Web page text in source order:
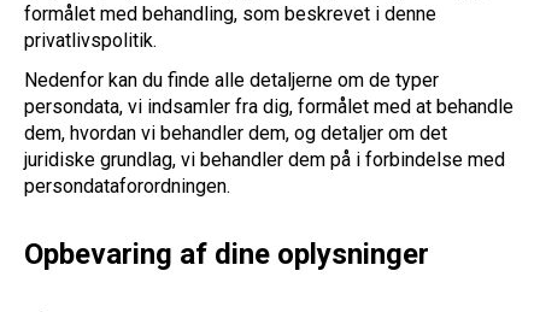
formålet med behandling, som beskrevet i denne
privatlivspolitik.
Nedenfor kan du finde alle detaljerne om de typer
persondata, vi indsamler fra dig, formålet med at behandle
dem, hvordan vi behandler dem, og detaljer om det
juridiske grundlag, vi behandler dem på i forbindelse med
persondataforordningen.
Opbevaring af dine oplysninger